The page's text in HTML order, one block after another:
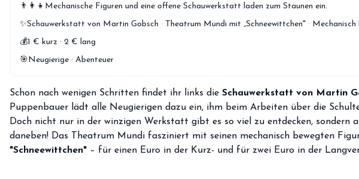
👨‍👩‍👧 Mechanische Figuren und eine offene Schauwerkstatt laden zum Staunen ein.
✨Schauwerkstatt von Martin Gobsch · Theatrum Mundi mit „Schneewittchen" · Mechanisch
💰1 € kurz · 2 € lang
🎯Neugierige · Abenteuer
Schon nach wenigen Schritten findet ihr links die Schauwerkstatt von Martin
Puppenbauer lädt alle Neugierigen dazu ein, ihm beim Arbeiten über die
Doch nicht nur in der winzigen Werkstatt gibt es so viel zu entdecken, sondern
daneben! Das Theatrum Mundi fasziniert mit seinen mechanisch bewegten
"Schneewittchen" – für einen Euro in der Kurz- und für zwei Euro in der